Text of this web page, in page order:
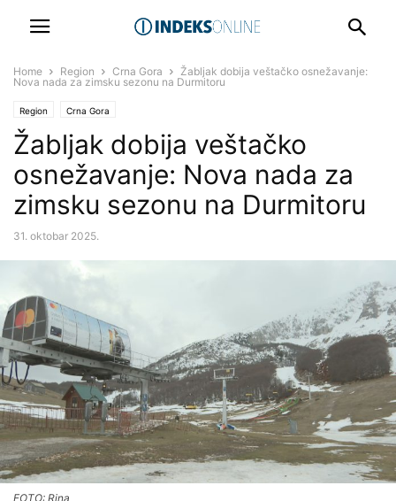
Home Region Crna Gora
Žabljak dobija veštačko osnežavanje:
Nova nada za zimsku sezonu na Durmitoru
Region Crna Gora
Žabljak dobija veštačko
osnežavanje: Nova nada za
zimsku sezonu na Durmitoru
31. oktobar 2025.
FOTO: Rina